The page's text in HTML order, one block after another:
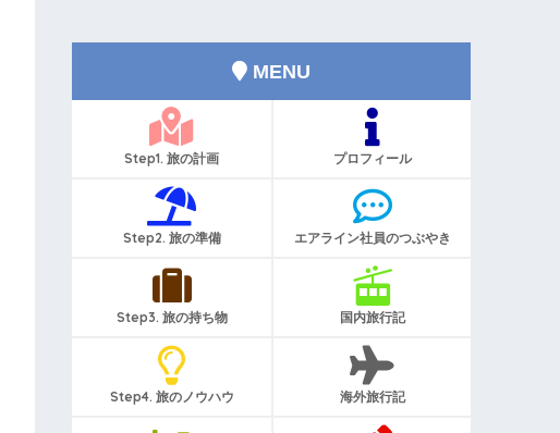
MENU
Step1. 旅の計画 プロフィール
Step2. 旅の準備 エアライン社員のつぶやき
Step3. 旅の持ち物 国内旅行記
Step4. 旅のノウハウ 海外旅行記